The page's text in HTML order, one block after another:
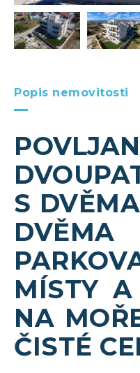
Popis nemovitosti
S
DVĚMA
MÍSTY A
NA
ČISTÉ